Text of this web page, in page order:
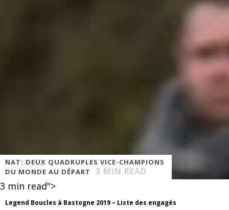
NAT: DEUX QUADRUPLES VICE-CHAMPIONS
DU MONDE AU DÉPART
3 MIN READ
3 min read">
Legend Boucles à Bastogne 2019 – Liste des engagés